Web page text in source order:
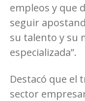
empleos y que
seguir
su talento y su
especializada”.
Destacó que el
sector